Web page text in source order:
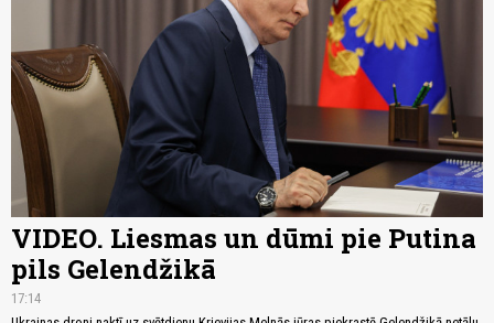
VIDEO. Liesmas un dūmi pie Putina
pils Gelendžikā
17:14